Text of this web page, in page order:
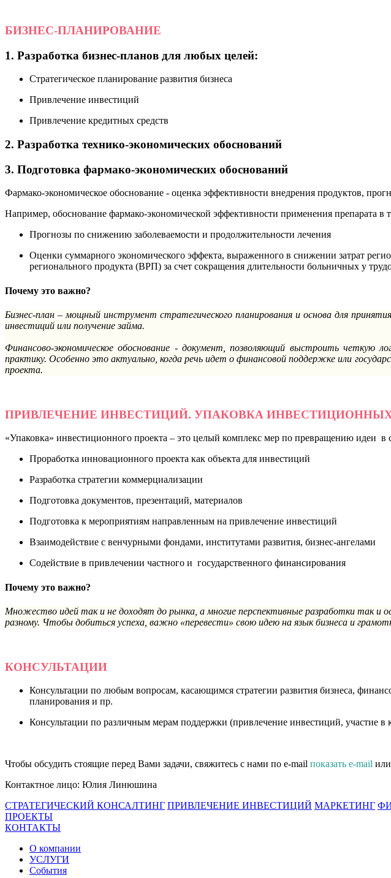
БИЗНЕС-ПЛАНИРОВАНИЕ
1. Разработка бизнес-планов для любых целей:
Стратегическое планирование развития бизнеса
Привлечение инвестиций
Привлечение кредитных средств
2. Разработка технико-экономических обоснований
3. Подготовка фармако-экономических обоснований
Фармако-экономическое обоснование - оценка эффективности внедрения продуктов,
Например, обоснование фармако-экономической эффективности применения препарата в
Прогнозы по снижению заболеваемости и продолжительности лечения
Оценки суммарного экономического эффекта, выраженного в снижении затрат
регионального продукта (ВРП) за счет сокращения длительности больничных у
Почему это важно?
Бизнес-план – мощный инструмент стратегического планирования и основа для
инвестиций или получение займа.
Финансово-экономическое обоснование - документ, позволяющий выстроить четкую
практику. Особенно это актуально, когда речь идет о финансовой поддержке или
проекта.
ПРИВЛЕЧЕНИЕ ИНВЕСТИЦИЙ. УПАКОВКА
«Упаковка» инвестиционного проекта – это целый комплекс мер по превращению идеи в
Проработка инновационного проекта как объекта для инвестиций
Разработка стратегии коммерциализации
Подготовка документов, презентаций, материалов
Подготовка к мероприятиям направленным на привлечение инвестиций
Взаимодействие с венчурными фондами, институтами развития, бизнес-ангелами
Содействие в привлечении частного и государственного финансирования
Почему это важно?
Множество идей так и не доходят до рынка, а многие перспективные разработки так
разному. Чтобы добиться успеха, важно «перевести» свою идею на язык бизнеса и
КОНСУЛЬТАЦИИ
Консультации по любым вопросам, касающимся стратегии развития бизнеса,
планирования и пр.
Консультации по различным мерам поддержки (привлечение инвестиций, участие в
Чтобы обсудить стоящие перед Вами задачи, свяжитесь с нами по e-mail показать e-mail
Контактное лицо: Юлия Линюшина
СТРАТЕГИЧЕСКИЙ КОНСАЛТИНГ ПРИВЛЕЧЕНИЕ ИНВЕСТИЦИЙ МАРКЕТИНГ
ПРОЕКТЫ
КОНТАКТЫ
О компании
УСЛУГИ
События